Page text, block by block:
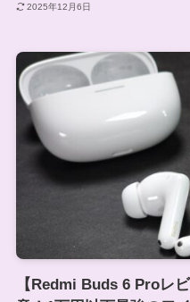
2025年12月6日
【Redmi Buds 6 Proレ